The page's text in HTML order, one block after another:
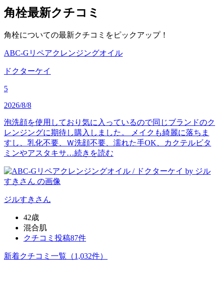
角栓最新クチコミ
角栓についての最新クチコミをピックアップ！
ABC-Gリペアクレンジングオイル
ドクターケイ
5
2026/8/8
泡洗顔を使用しており気に入っているので同じブランドのク
レンジングに期待し購入しました。 メイクも綺麗に落ちま
すし、乳化不要、Ｗ洗顔不要、濡れた手OK、カクテルビタ
ミンやアスタキサ…続きを読む
ジルすき さん
42歳
混合肌
クチコミ投稿87件
新着クチコミ一覧 （1,032件）